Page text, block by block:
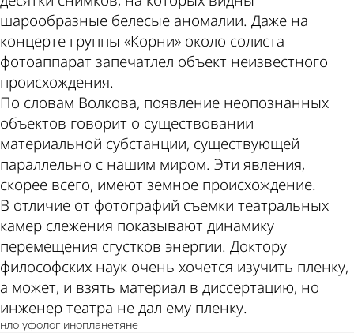
шарообразные белесые аномалии. Даже на
концерте группы «Корни» около солиста
фотоаппарат запечатлел объект неизвестного
происхождения.
По словам Волкова, появление неопознанных
объектов говорит о существовании
материальной субстанции, существующей
параллельно с нашим миром. Эти явления,
скорее всего, имеют земное происхождение.
В отличие от фотографий съемки театральных
камер слежения показывают динамику
перемещения сгустков энергии. Доктору
философских наук очень хочется изучить пленку,
а может, и взять материал в диссертацию, но
инженер театра не дал ему пленку.
нло уфолог инопланетяне